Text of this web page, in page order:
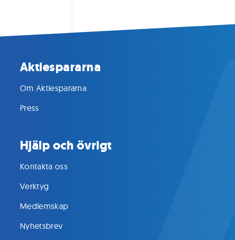
Aktiespararna
Om Aktiespararna
Press
Hjälp och övrigt
Kontakta oss
Verktyg
Medlemskap
Nyhetsbrev